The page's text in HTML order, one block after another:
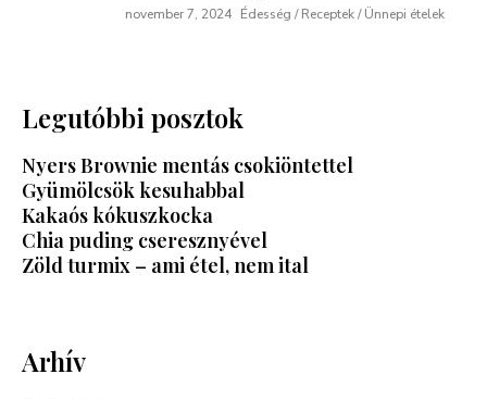
november 7, 2024 Édesség / Receptek / Ünnepi ételek
Legutóbbi posztok
Nyers Brownie mentás csokiöntettel
Gyümölcsök kesuhabbal
Kakaós kókuszkocka
Chia puding cseresznyével
Zöld turmix – ami étel, nem ital
Arhív